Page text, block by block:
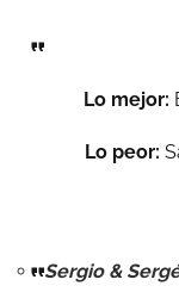
Lo mejor:
Lo peor:
Sergio &